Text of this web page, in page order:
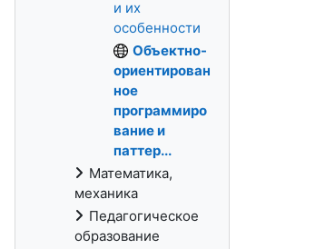
и их
особенности
Объектно-
ориентирован
ное
программиро
вание и
паттер...
Математика,
механика
Педагогическое
образование